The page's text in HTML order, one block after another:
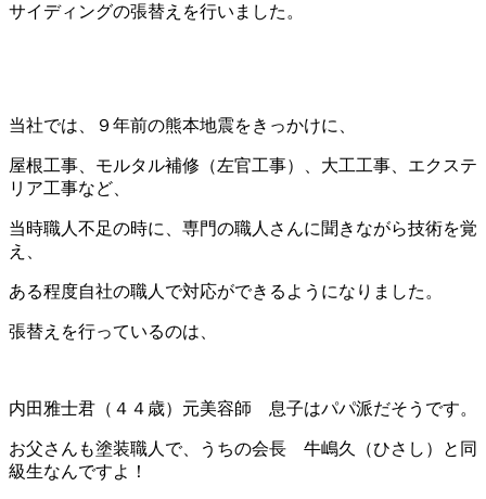
サイディングの張替えを行いました。
当社では、９年前の熊本地震をきっかけに、
屋根工事、モルタル補修（左官工事）、大工工事、エクステ
リア工事など、
当時職人不足の時に、専門の職人さんに聞きながら技術を覚
え、
ある程度自社の職人で対応ができるようになりました。
張替えを行っているのは、
内田雅士君（４４歳）元美容師 息子はパパ派だそうです。
お父さんも塗装職人で、うちの会長 牛嶋久（ひさし）と同
級生なんですよ！